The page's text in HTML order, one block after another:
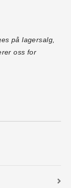
på lagersalg,
oss for